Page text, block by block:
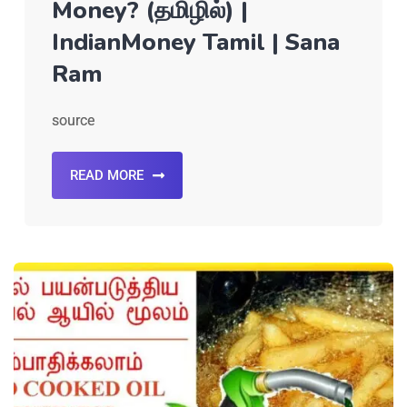
Money? (தமிழில்) |
IndianMoney Tamil | Sana
Ram
source
READ MORE